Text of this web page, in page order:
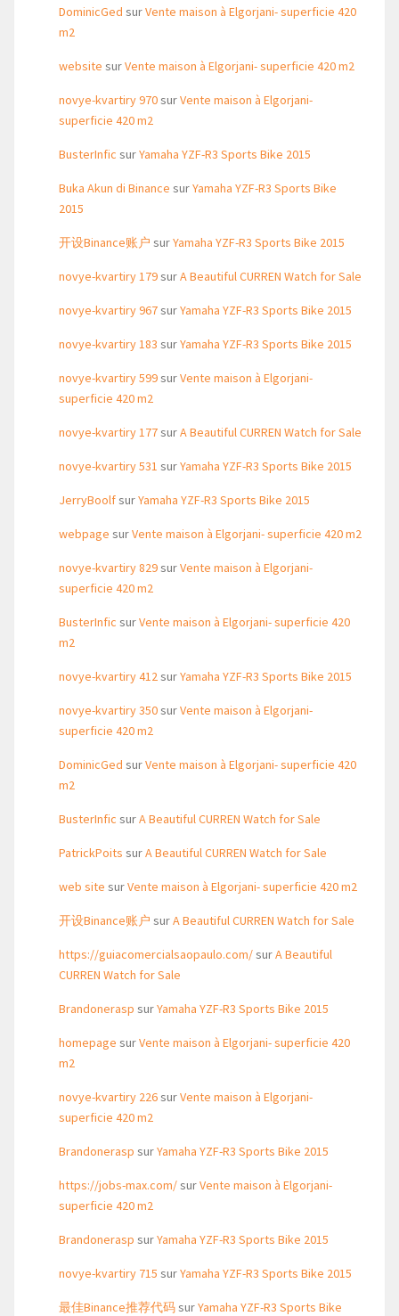
DominicGed surVente maison à Elgorjani- superficie 420
m2
website surVente maison à Elgorjani- superficie 420 m2
novye-kvartiry 970surVente maison à Elgorjani-
superficie 420 m2
BusterInfic surYamaha YZF-R3 Sports Bike 2015
Buka Akun di Binance surYamaha YZF-R3 Sports Bike
2015
开设Binance账户 surYamaha YZF-R3 Sports Bike 2015
novye-kvartiry 179surA Beautiful CURREN Watch for Sale
novye-kvartiry 967surYamaha YZF-R3 Sports Bike 2015
novye-kvartiry 183 surYamaha YZF-R3 Sports Bike 2015
novye-kvartiry 599surVente maison à Elgorjani-
superficie 420 m2
novye-kvartiry 177surA Beautiful CURREN Watch for Sale
novye-kvartiry 531 surYamaha YZF-R3 Sports Bike 2015
JerryBoolfsurYamaha YZF-R3 Sports Bike 2015
webpage surVente maison à Elgorjani- superficie 420 m2
novye-kvartiry 829surVente maison à Elgorjani-
superficie 420 m2
BusterInfic surVente maison à Elgorjani- superficie 420
m2
novye-kvartiry 412surYamaha YZF-R3 Sports Bike 2015
novye-kvartiry 350surVente maison à Elgorjani-
superficie 420 m2
DominicGed surVente maison à Elgorjani- superficie 420
m2
BusterInfic surA Beautiful CURREN Watch for Sale
PatrickPoits surA Beautiful CURREN Watch for Sale
web site surVente maison à Elgorjani- superficie 420 m2
开设Binance账户 surA Beautiful CURREN Watch for Sale
https://guiacomercialsaopaulo.com/surA Beautiful
CURREN Watch for Sale
Brandonerasp surYamaha YZF-R3 Sports Bike 2015
homepage surVente maison à Elgorjani- superficie 420
m2
novye-kvartiry 226surVente maison à Elgorjani-
superficie 420 m2
Brandonerasp surYamaha YZF-R3 Sports Bike 2015
https://jobs-max.com/surVente maison à Elgorjani-
superficie 420 m2
Brandonerasp surYamaha YZF-R3 Sports Bike 2015
novye-kvartiry 715 surYamaha YZF-R3 Sports Bike 2015
最佳Binance推荐代码surYamaha YZF-R3 Sports Bike